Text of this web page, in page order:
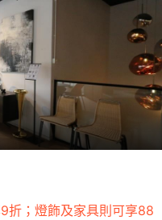
9折；燈飾及家具則可享88